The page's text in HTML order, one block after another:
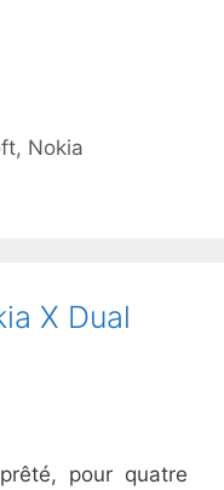
, Nokia
X Dual
pour quatre